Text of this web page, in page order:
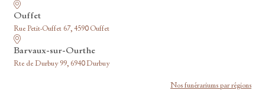
Ouffet
Rue Petit-Ouffet 67, 4590 Ouffet
Barvaux-sur-Ourthe
Rte de Durbuy 99, 6940 Durbuy
Nos funérariums par régions